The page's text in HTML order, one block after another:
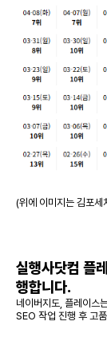
(위에 이미지는 김포세
실행사닷컴 플
행합니다.
네이버지도, 플레이스
SEO 작업 진행 후 고